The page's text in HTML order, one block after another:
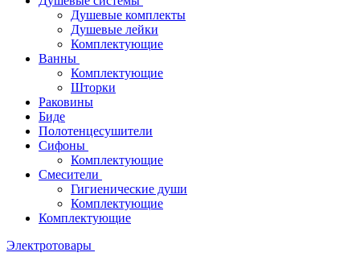
Душевые комплекты
Душевые лейки
Комплектующие
Ванны
Комплектующие
Шторки
Раковины
Биде
Полотенцесушители
Сифоны
Комплектующие
Смесители
Гигиенические души
Комплектующие
Комплектующие
Электротовары